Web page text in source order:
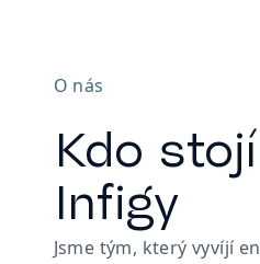
O nás
Kdo
Infigy
Jsme tým, který vyvíjí